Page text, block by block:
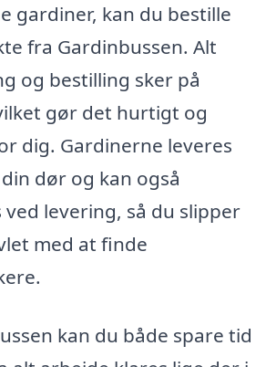
gardiner, kan du bestille
fra Gardinbussen. Alt
og bestilling sker på
gør det hurtigt og
dig. Gardinerne leveres
dør og kan også
levering, så du slipper
med at finde
kan du både spare tid